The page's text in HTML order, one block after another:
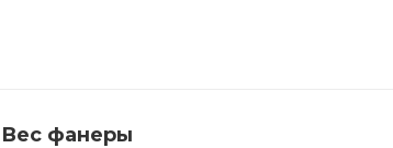
Вес фанеры